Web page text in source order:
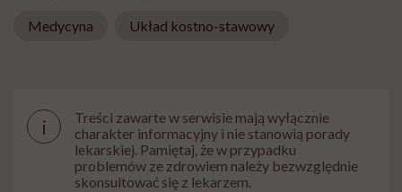
Medycyna Układ kostno-stawowy
i
Treści zawarte w serwisie mają wyłącznie
charakter informacyjny i nie stanowią porady
lekarskiej. Pamiętaj, że w przypadku
problemów ze zdrowiem należy bezwzględnie
skonsultować się z lekarzem.